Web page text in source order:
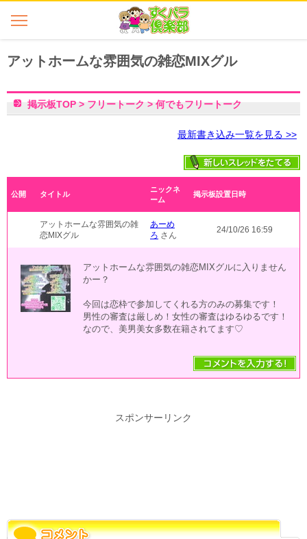
アットホームな雰囲気の雑恋MIXグル
最新書き込み一覧を見る >>
掲示板TOP > フリートーク >何でもフリートーク
公開 タイトル
ニックネ
ーム
掲示板設置日時
アットホームな雰囲気の雑
恋MIXグル
あーめ
ろ さん
24/10/26 16:59
アットホームな雰囲気の雑恋MIXグルに入りません
かー？
今回は恋枠で参加してくれる方のみの募集です！
男性の審査は厳しめ！女性の審査はゆるゆるです！
なので、美男美女多数在籍されてます♡
スポンサーリンク